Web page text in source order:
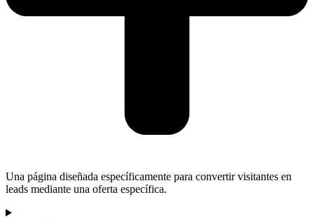
Una página diseñada específicamente para convertir visitantes en
leads mediante una oferta específica.